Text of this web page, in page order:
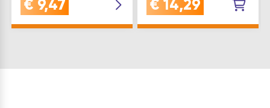
ø(mm): 15 Ausführung:
Feststellung: Nein
€ 9,47
schmutzunempfindlich.
40 Kp Material:
€ 14,29